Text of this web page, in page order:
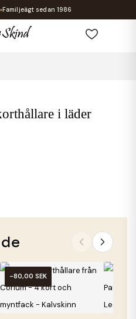
Familjeägt sedan 1986
i läder
-80,00 SEK